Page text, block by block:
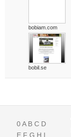
bobiam.com
bobil.se
0A B C D
E F G H I